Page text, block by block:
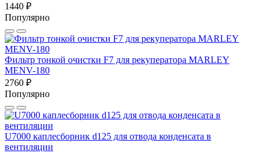
1440 ₽
Популярно
Фильтр тонкой очистки F7 для рекуператора MARLEY
MENV-180
2760 ₽
Популярно
U7000 каплесборник d125 для отвода конденсата в
вентиляции